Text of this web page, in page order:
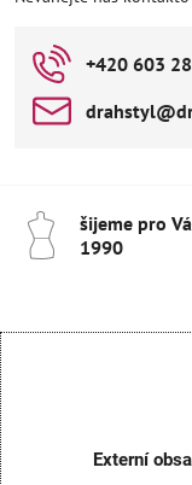
+420 603
šijeme pro
1990
Externí